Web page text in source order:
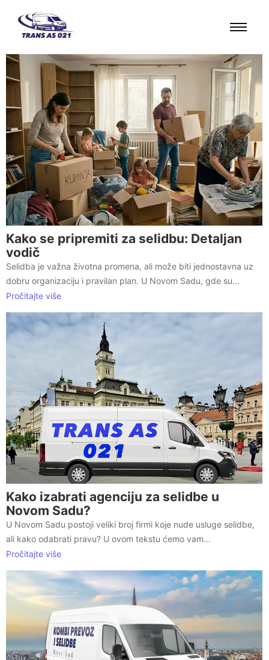
content
Kako se pripremiti za selidbu: Detaljan
vodič
Selidba je važna životna promena, ali može biti jednostavna uz
dobru organizaciju i pravilan plan. U Novom Sadu, gde su...
Pročitajte više
Kako izabrati agenciju za selidbe u
Novom Sadu?
U Novom Sadu postoji veliki broj firmi koje nude usluge selidbe,
ali kako odabrati pravu? U ovom tekstu ćemo vam...
Pročitajte više